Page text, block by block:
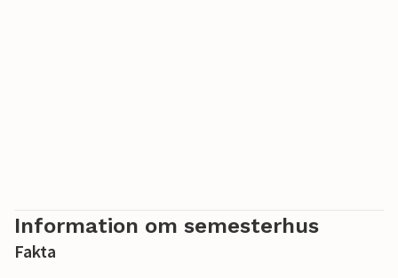
Information om semesterhus
Fakta